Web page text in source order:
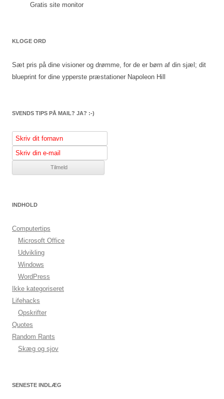
Gratis site monitor
KLOGE ORD
Sæt pris på dine visioner og drømme, for de er børn af din sjæl; dit
blueprint for dine ypperste præstationer Napoleon Hill
SVENDS TIPS PÅ MAIL? JA? :-)
INDHOLD
Computertips
Microsoft Office
Udvikling
Windows
WordPress
Ikke kategoriseret
Lifehacks
Opskrifter
Quotes
Random Rants
Skæg og sjov
SENESTE INDLÆG